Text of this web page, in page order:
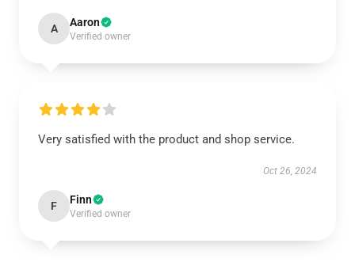
A Aaron
Verified owner
Very satisfied with the product and shop service.
Oct 26, 2024
F Finn
Verified owner